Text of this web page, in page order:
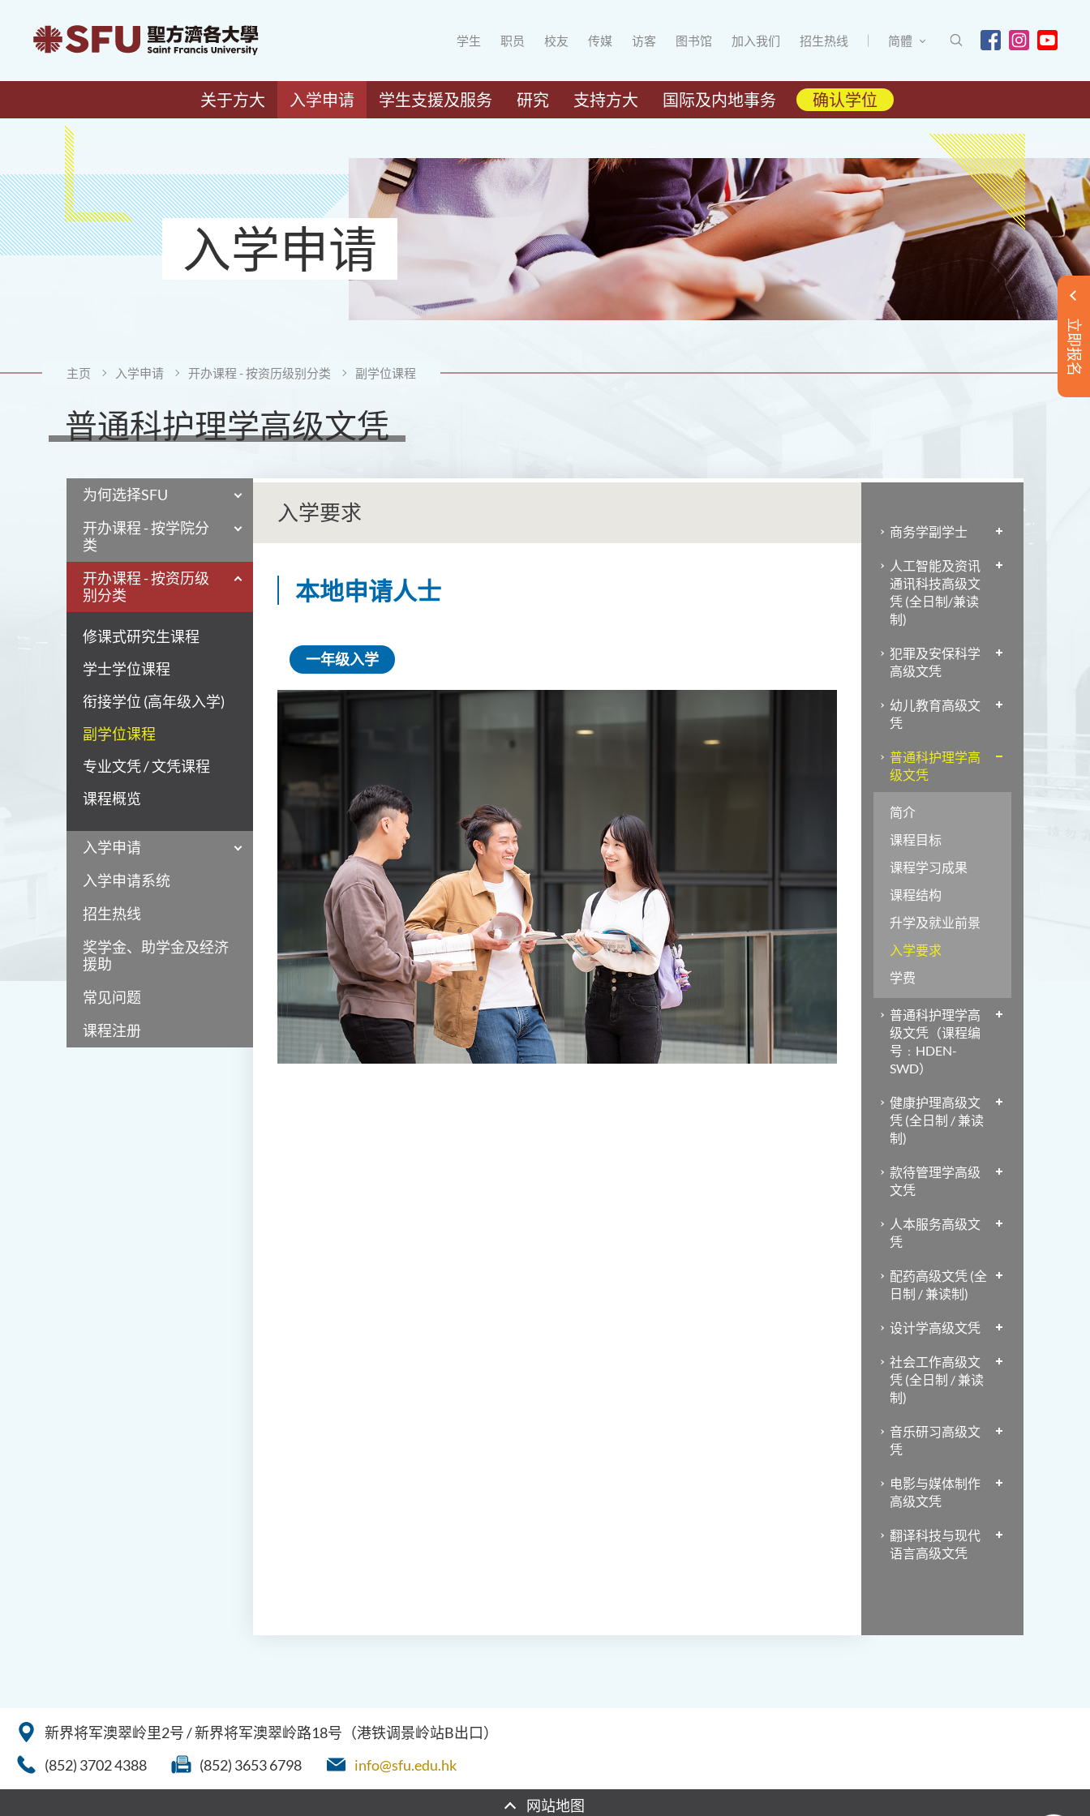
学生 职员 校友 传媒 访客 图书馆 加入我们 招生热线 简體
关于方大 入学申请 学生支援及服务 研究 支持方大 国际及内地事务 确认学位
立即报名
入学申请
主页 入学申请 开办课程 - 按资历级别分类 副学位课程
普通科护理学高级文凭
为何选择SFU
开办课程 - 按学院分
类
开办课程 - 按资历级
别分类
修课式研究生课程
学士学位课程
衔接学位 (高年级入学)
副学位课程
专业文凭 / 文凭课程
课程概览
入学申请
入学申请系统
招生热线
奖学金、助学金及经济
援助
常见问题
课程注册
入学要求
本地申请人士
一年级入学
商务学副学士
人工智能及资讯
通讯科技高级文
凭 (全日制/兼读
制)
犯罪及安保科学
高级文凭
幼儿教育高级文
凭
普通科护理学高
级文凭
简介
课程目标
课程学习成果
课程结构
升学及就业前景
入学要求
学费
普通科护理学高
级文凭（课程编
号﹕HDEN-
SWD）
健康护理高级文
凭 (全日制 / 兼读
制)
款待管理学高级
文凭
人本服务高级文
凭
配药高级文凭 (全
日制 / 兼读制)
设计学高级文凭
社会工作高级文
凭 (全日制 / 兼读
制)
音乐研习高级文
凭
电影与媒体制作
高级文凭
翻译科技与现代
语言高级文凭
新界将军澳翠岭里2号 / 新界将军澳翠岭路18号（港铁调景岭站B出口）
(852) 3702 4388
(852) 3653 6798 info@sfu.edu.hk
网站地图